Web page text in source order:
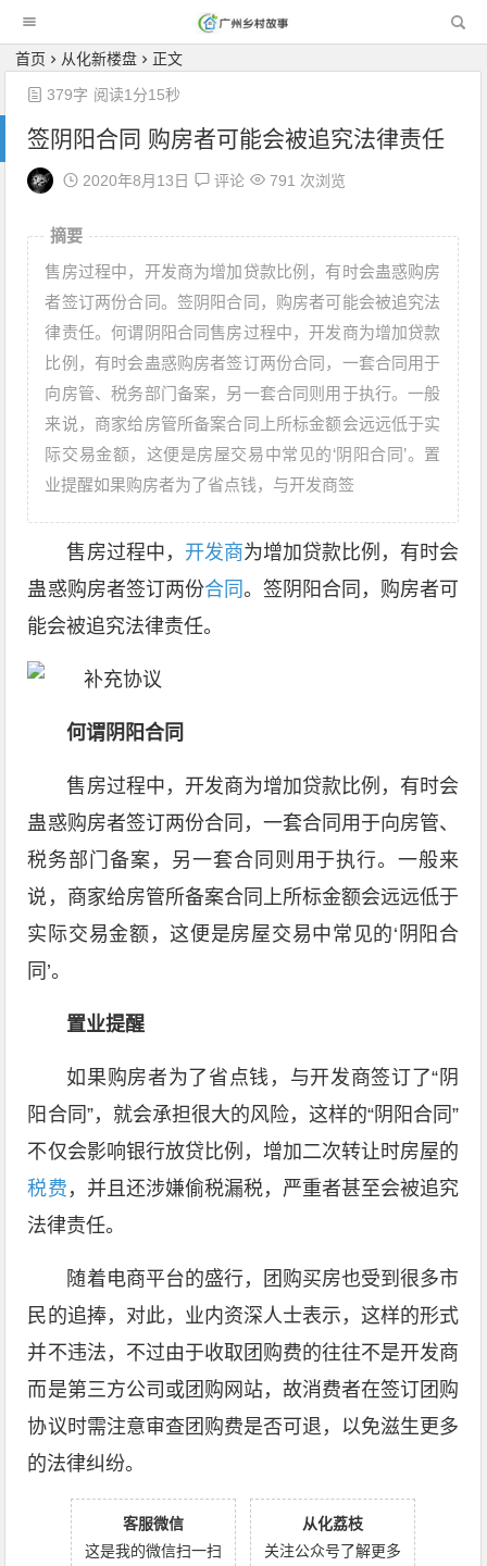
首页 从化新楼盘 正文
签阴阳合同 购房者可能会被追究法律责任
2020年8月13日 评论 791 次浏览
379字 阅读1分15秒
摘要
售房过程中，开发商为增加贷款比例，有时会蛊惑购房
者签订两份合同。签阴阳合同，购房者可能会被追究法
律责任。何谓阴阳合同售房过程中，开发商为增加贷款
比例，有时会蛊惑购房者签订两份合同，一套合同用于
向房管、税务部门备案，另一套合同则用于执行。一般
来说，商家给房管所备案合同上所标金额会远远低于实
际交易金额，这便是房屋交易中常见的‘阴阳合同’。置
业提醒如果购房者为了省点钱，与开发商签
售房过程中， 开发商为增加贷款比例，有时会
蛊惑购房者签订两份合同 。签阴阳合同，购房者可
能会被追究法律责任。
何谓阴阳合同
售房过程中，开发商为增加贷款比例，有时会
蛊惑购房者签订两份合同，一套合同用于向房管、
税务部门备案，另一套合同则用于执行。一般来
说，商家给房管所备案合同上所标金额会远远低于
实际交易金额，这便是房屋交易中常见的‘阴阳合
同’。
置业提醒
如果购房者为了省点钱，与开发商签订了“阴
阳合同”，就会承担很大的风险，这样的“阴阳合同”
不仅会影响银行放贷比例，增加二次转让时房屋的
税费 ，并且还涉嫌偷税漏税，严重者甚至会被追究
法律责任。
随着电商平台的盛行，团购买房也受到很多市
民的追捧，对此，业内资深人士表示，这样的形式
并不违法，不过由于收取团购费的往往不是开发商
而是第三方公司或团购网站，故消费者在签订团购
协议时需注意审查团购费是否可退，以免滋生更多
的法律纠纷。
客服微信
这是我的微信扫一扫
从化荔枝
关注公众号了解更多